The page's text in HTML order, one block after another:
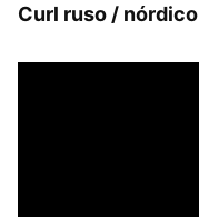
Curl ruso / nórdico